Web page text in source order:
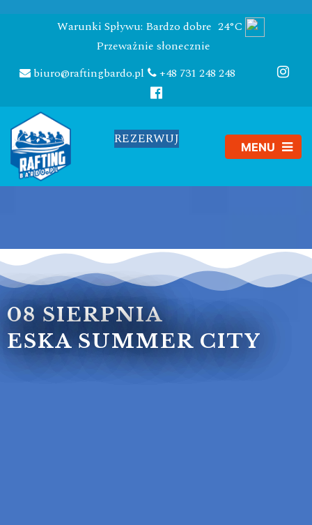
Warunki Spływu: Bardzo dobre 24°C
Przeważnie słonecznie
biuro@raftingbardo.pl
+48 731 248 248
REZERWUJ
08 SIERPNIA
ESKA SUMMER CITY